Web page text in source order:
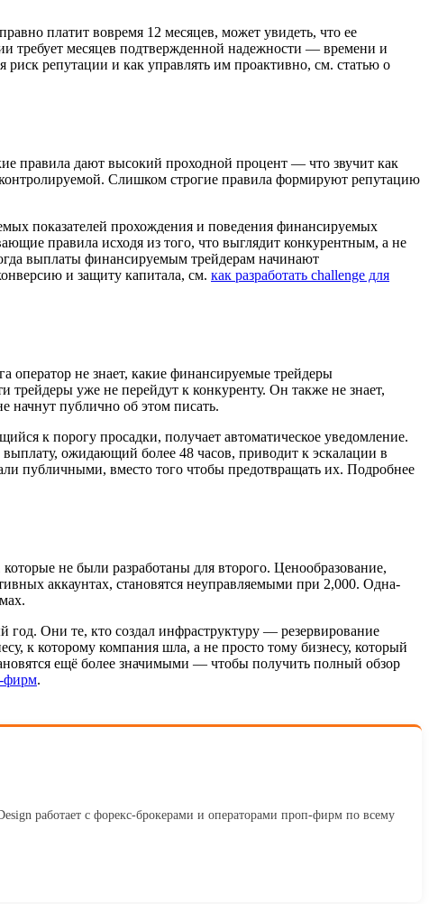
платит вовремя 12 месяцев, может увидеть, что ее
требует месяцев подтвержденной надежности — времени и
риск репутации и как управлять им проактивно, см. статью о
правила дают высокий проходной процент — что звучит как
Слишком строгие правила формируют репутацию
показателей прохождения и поведения финансируемых
правила исходя из того, что выглядит конкурентным, а не
выплаты финансируемым трейдерам начинают
и защиту капитала, см. как разработать challenge для
оператор не знает, какие финансируемые трейдеры
уже не перейдут к конкуренту. Он также не знает,
начнут публично об этом писать.
к порогу просадки, получает автоматическое уведомление.
ожидающий более 48 часов, приводит к эскалации в
публичными, вместо того чтобы предотвращать их. Подробнее
не были разработаны для второго. Ценообразование,
аккаунтах, становятся неуправляемыми при 2,000. Одна-
год. Они те, кто создал инфраструктуру — резервирование
к которому компания шла, а не просто тому бизнесу, который
ещё более значимыми — чтобы получить полный обзор
фирм.
работает с форекс-брокерами и операторами проп-фирм по всему